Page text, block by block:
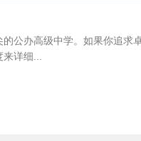
公办高级中学。如果你追求
来详细...